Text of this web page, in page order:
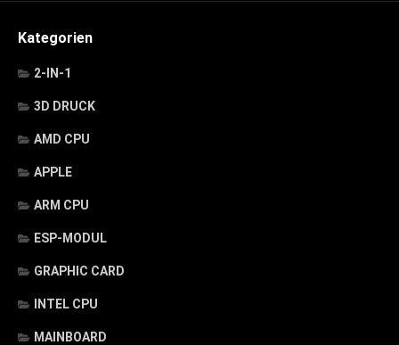
Kategorien
2-IN-1
3D DRUCK
AMD CPU
APPLE
ARM CPU
ESP-MODUL
GRAPHIC CARD
INTEL CPU
MAINBOARD